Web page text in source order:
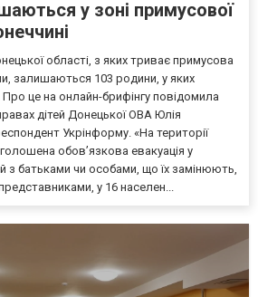
у зоні примусової
області, з яких триває примусова
залишаються 103 родини, у яких
це на онлайн-брифінгу повідомила
дітей Донецької ОВА Юлія
Укрінформу. «На території
обов’язкова евакуація у
з батьками чи особами, що їх замінюють,
у 16 населен...